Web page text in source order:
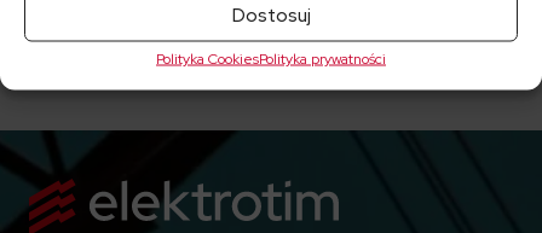
Dostosuj
Polityka CookiesPolityka prywatności
Raporty bieżące